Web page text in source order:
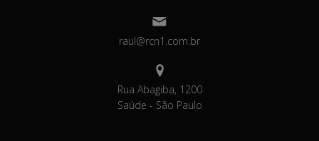
raul@rcn1.com.br
Rua Abagiba, 1200
Saúde - São Paulo